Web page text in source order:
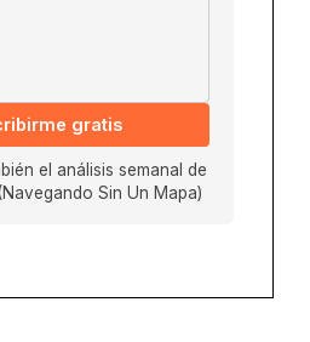
gratis
el análisis semanal de
Sin Un Mapa)